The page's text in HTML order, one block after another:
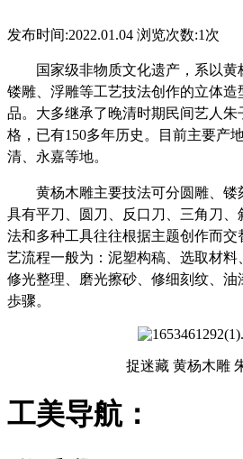
发布时间:2022.01.04 浏览次数:1次
国家级非物质文化遗产，系以黄
镂雕、浮雕等工艺技法创作的立体
品。大多继承了晚清时期民间艺人
格，已有150多年历史。目前主要产
清、永嘉等地。
黄杨木雕主要技法可分圆雕、
具有平刀、圆刀、反口刀、三角刀
法和多种工具往往根据主题创作而
艺流程一般为：泥塑构稿、选取材料
修光整理、磨光擦砂、修细刻纹、
歩骤。
捉迷藏 黄杨木雕
工美导航：